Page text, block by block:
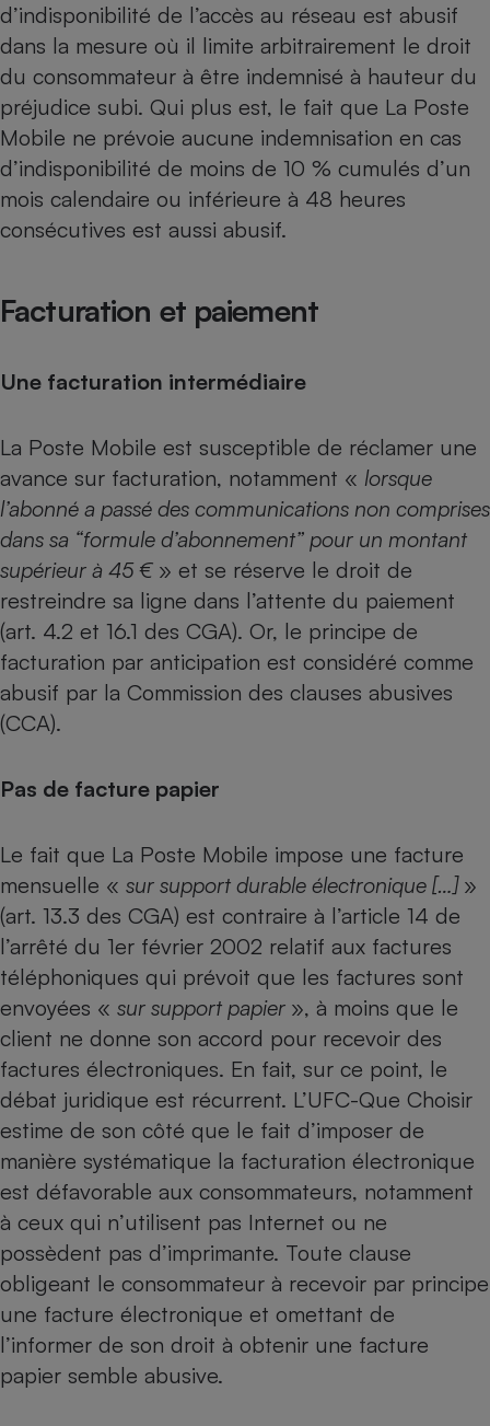
d’indisponibilité de l’accès au réseau est abusif
dans la mesure où il limite arbitrairement le droit
du consommateur à être indemnisé à hauteur du
préjudice subi. Qui plus est, le fait que La Poste
Mobile ne prévoie aucune indemnisation en cas
d’indisponibilité de moins de 10 % cumulés d’un
mois calendaire ou inférieure à 48 heures
consécutives est aussi abusif.
Facturation et paiement
Une facturation intermédiaire
La Poste Mobile est susceptible de réclamer une
avance sur facturation, notamment « lorsque
l’abonné a passé des communications non comprises
dans sa “formule d’abonnement” pour un montant
supérieur à 45 € » et se réserve le droit de
restreindre sa ligne dans l’attente du paiement
(art. 4.2 et 16.1 des CGA). Or, le principe de
facturation par anticipation est considéré comme
abusif par la Commission des clauses abusives
(CCA).
Pas de facture papier
Le fait que La Poste Mobile impose une facture
mensuelle « sur support durable électronique […] »
(art. 13.3 des CGA) est contraire à l’article 14 de
l’arrêté du 1er février 2002 relatif aux factures
téléphoniques qui prévoit que les factures sont
envoyées « sur support papier », à moins que le
client ne donne son accord pour recevoir des
factures électroniques. En fait, sur ce point, le
débat juridique est récurrent. L’UFC-Que Choisir
estime de son côté que le fait d’imposer de
manière systématique la facturation électronique
est défavorable aux consommateurs, notamment
à ceux qui n’utilisent pas Internet ou ne
possèdent pas d’imprimante. Toute clause
obligeant le consommateur à recevoir par principe
une facture électronique et omettant de
l’informer de son droit à obtenir une facture
papier semble abusive.